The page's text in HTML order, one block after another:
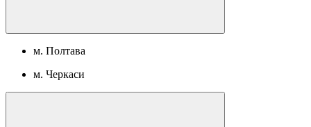
м. Полтава
м. Черкаси